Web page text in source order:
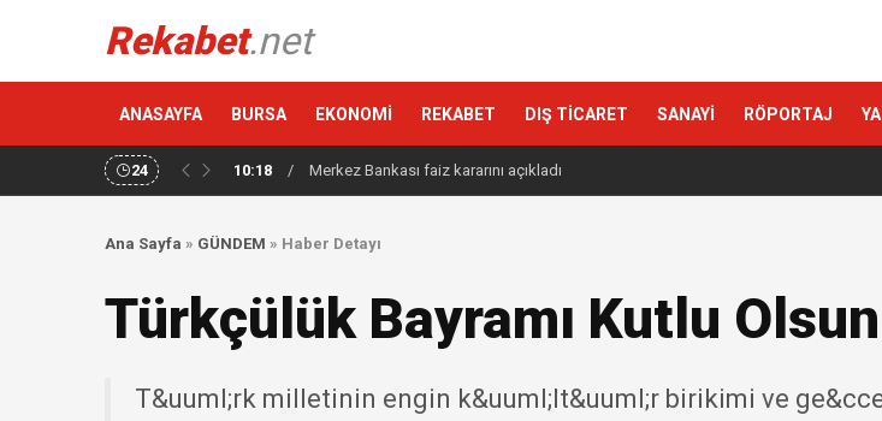
Rekabet.net
ANASAYFA BURSA EKONOMİ REKABET DIŞ TİCARET SANAYİ RÖPORTAJ
24 10:18 / Merkez Bankası faiz kararını açıkladı
Ana Sayfa » GÜNDEM » Haber Detayı
Türkçülük Bayramı Kutlu Olsun
T&uuml;rk milletinin engin k&uuml;lt&uuml;r birikimi ve